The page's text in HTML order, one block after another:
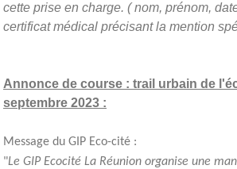
cette prise en charge. ( nom, prénom,
certificat médical précisant la mention
Annonce de course : trail urbain de
septembre 2023 :
Message du GIP Eco-cité :
"Le GIP Ecocité La Réunion organise une